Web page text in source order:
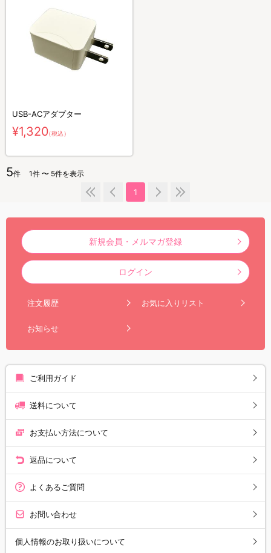
USB-ACアダプター
¥1,320（税込）
5件 1件 〜 5件を表示
1
新規会員・メルマガ登録
ログイン
注文履歴 お気に入りリスト
お知らせ
ご利用ガイド
送料について
お支払い方法について
返品について
よくあるご質問
お問い合わせ
個人情報のお取り扱いについて